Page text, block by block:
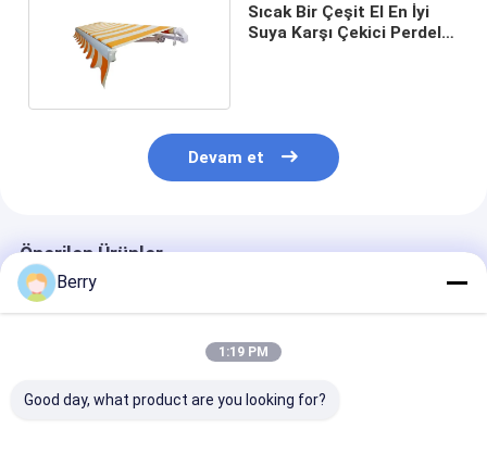
Sıcak Bir Çeşit El En İyi
Suya Karşı Çekici Perdeler
Devam et
Önerilen Ürünler
Berry
1:19 PM
Good day, what product are you looking for?